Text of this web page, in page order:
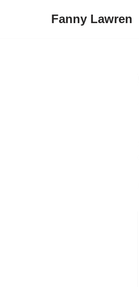
Fanny Lawren